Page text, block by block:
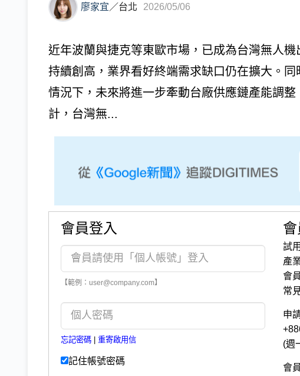
廖家宜 ／台北 2026/05/06
近年波蘭與捷克等東歐市場，已成為台灣無人
持續創高，業界看好終端需求缺口仍在擴大。
情況下，未來將進一步牽動台廠供應鏈產能調
計，台灣無...
會員登入
【範例：user@company.com】
忘記密碼 重寄啟用信
記住帳號密碼
試
產
會
常
申
(週
會